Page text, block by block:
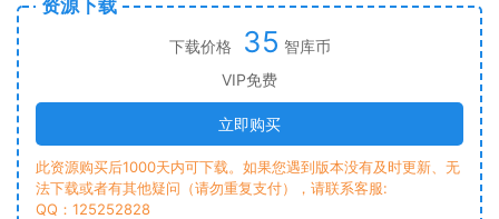
资源下载
下载价格 35 智库币
VIP免费
立即购买
此资源购买后1000天内可下载。如果您遇到版本没有及时更新、无
法下载或者有其他疑问（请勿重复支付），请联系客服:
QQ：125252828